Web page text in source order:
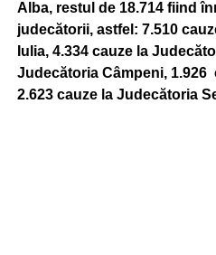
Alba, restul de 18.714 fiind
judecătorii, astfel: 7.510
Iulia, 4.334 cauze la
Judecătoria Câmpeni, 1.926
2.623 cauze la Judecătoria